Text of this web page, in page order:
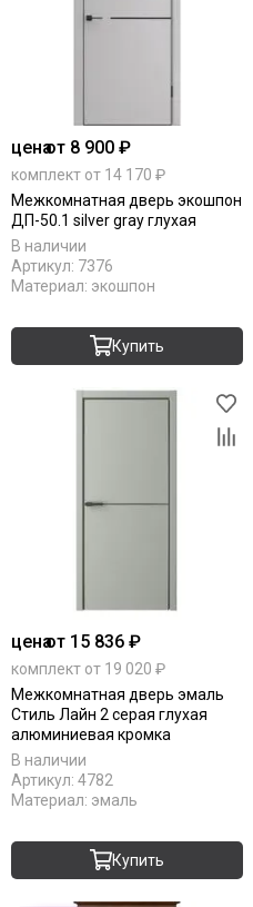
ценаот 8 900 ₽
комплект от 14 170 ₽
Межкомнатная дверь экошпон
ДП-50.1 silver gray глухая
В наличии
Артикул: 7376
Материал: экошпон
Купить
ценаот 15 836 ₽
комплект от 19 020 ₽
Межкомнатная дверь эмаль
Стиль Лайн 2 серая глухая
алюминиевая кромка
В наличии
Артикул: 4782
Материал: эмаль
Купить